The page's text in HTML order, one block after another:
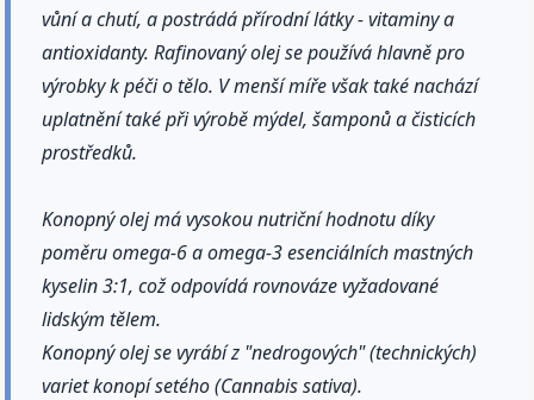
vůní a chutí, a postrádá přírodní látky - vitaminy a
antioxidanty. Rafinovaný olej se používá hlavně pro
výrobky k péči o tělo. V menší míře však také nachází
uplatnění také při výrobě mýdel, šamponů a čisticích
prostředků.
Konopný olej má vysokou nutriční hodnotu díky
poměru omega-6 a omega-3 esenciálních mastných
kyselin 3:1, což odpovídá rovnováze vyžadované
lidským tělem.
Konopný olej se vyrábí z "nedrogových" (technických)
variet konopí setého (Cannabis sativa).